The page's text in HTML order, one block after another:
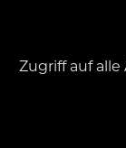
Zugriff auf